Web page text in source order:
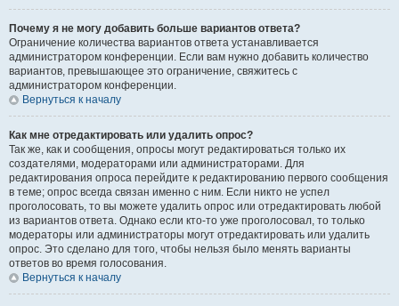
Почему я не могу добавить больше вариантов ответа?
Ограничение количества вариантов ответа устанавливается
администратором конференции. Если вам нужно добавить количество
вариантов, превышающее это ограничение, свяжитесь с
администратором конференции.
Вернуться к началу
Как мне отредактировать или удалить опрос?
Так же, как и сообщения, опросы могут редактироваться только их
создателями, модераторами или администраторами. Для
редактирования опроса перейдите к редактированию первого сообщения
в теме; опрос всегда связан именно с ним. Если никто не успел
проголосовать, то вы можете удалить опрос или отредактировать любой
из вариантов ответа. Однако если кто-то уже проголосовал, то только
модераторы или администраторы могут отредактировать или удалить
опрос. Это сделано для того, чтобы нельзя было менять варианты
ответов во время голосования.
Вернуться к началу